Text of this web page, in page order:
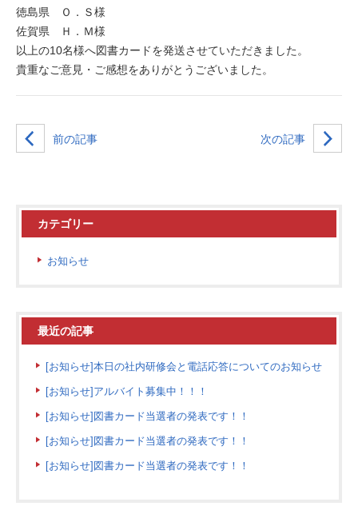
徳島県 Ｏ．Ｓ様
佐賀県 Ｈ．Ｍ様
以上の10名様へ図書カードを発送させていただきました。
貴重なご意見・ご感想をありがとうございました。
前の記事 次の記事
カテゴリー
お知らせ
最近の記事
[お知らせ]本日の社内研修会と電話応答についてのお知らせ
[お知らせ]アルバイト募集中！！！
[お知らせ]図書カード当選者の発表です！！
[お知らせ]図書カード当選者の発表です！！
[お知らせ]図書カード当選者の発表です！！